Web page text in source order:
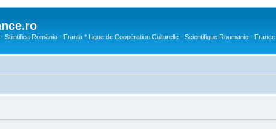
Stiintifica România - Franta * Ligue de Coopération Culturelle - Scientifique Roumanie - France